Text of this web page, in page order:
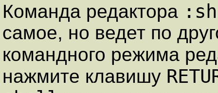
Команда редактора :sh
самое, но ведет по
командного режима
нажмите клавишу